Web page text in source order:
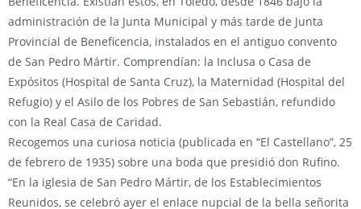
administración de la Junta Municipal y más tarde de Junta
Provincial de Beneficencia, instalados en el antiguo convento
de San Pedro Mártir. Comprendían: la Inclusa o Casa de
Expósitos (Hospital de Santa Cruz), la Maternidad (Hospital del
Refugio) y el Asilo de los Pobres de San Sebastián, refundido
con la Real Casa de Caridad.
Recogemos una curiosa noticia (publicada en “El Castellano”, 25
de febrero de 1935) sobre una boda que presidió don Rufino.
“En la iglesia de San Pedro Mártir, de los Establecimientos
Reunidos, se celebró ayer el enlace nupcial de la bella señorita